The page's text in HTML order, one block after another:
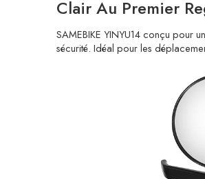
Clair Au Premier
SAMEBIKE YINYU14 conçu pour
sécurité. Idéal pour les